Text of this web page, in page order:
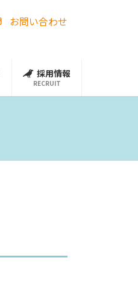
お問い合わせ
採用情報
RECRUIT